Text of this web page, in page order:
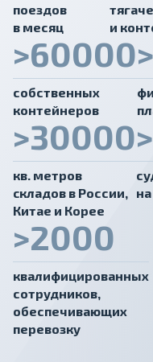
поездов
в месяц
и
>60000
собственных
контейнеров
>30000
кв. метров
cкладов в России,
Китае и Корее
>2000
квалифицированных
сотрудников,
обеспечивающих
перевозку